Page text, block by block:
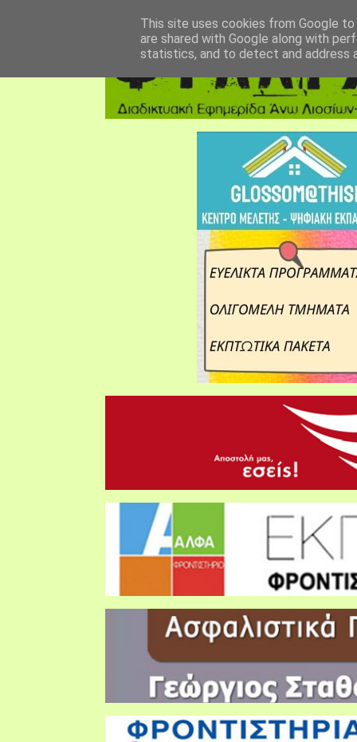
This site uses cookies from Google
are shared with Google along with
statistics, and to detect and address